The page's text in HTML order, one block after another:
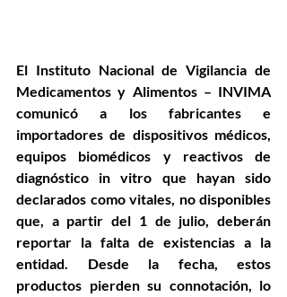
El Instituto Nacional de Vigilancia de
Medicamentos y Alimentos – INVIMA
comunicó a los fabricantes e
importadores de dispositivos médicos,
equipos biomédicos y reactivos de
diagnóstico in vitro que hayan sido
declarados como vitales, no disponibles
que, a partir del 1 de julio, deberán
reportar la falta de existencias a la
entidad. Desde la fecha, estos
productos pierden su connotación, lo